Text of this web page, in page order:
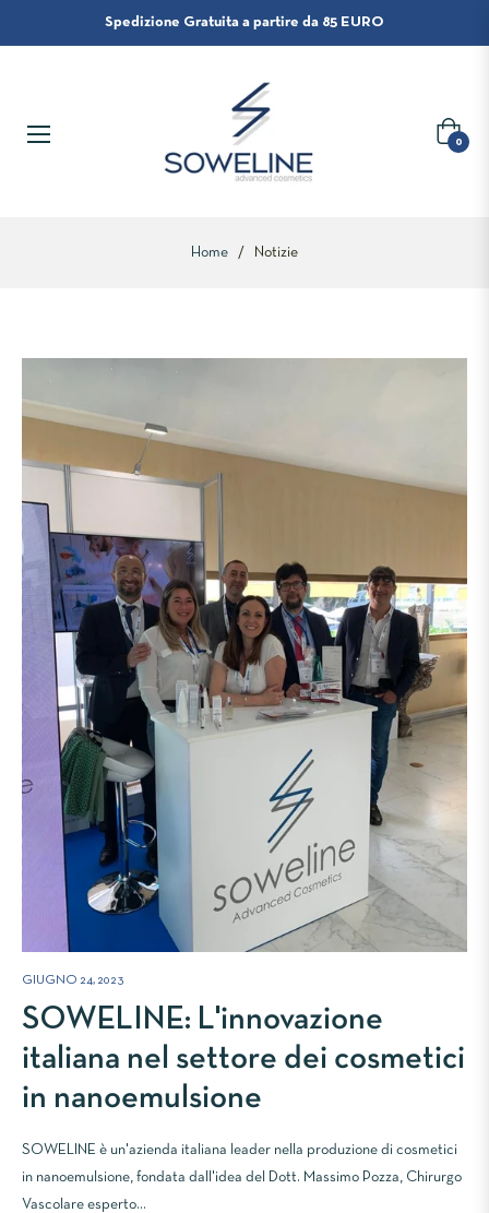
Spedizione Gratuita a partire da 85 EURO
Carrello
0
Home / Notizie
GIUGNO 24, 2023
SOWELINE: L'innovazione
italiana nel settore dei cosmetici
in nanoemulsione
SOWELINE è un'azienda italiana leader nella produzione di cosmetici
in nanoemulsione, fondata dall'idea del Dott. Massimo Pozza, Chirurgo
Vascolare esperto...